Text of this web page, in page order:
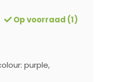
Op voorraad (1)
purple,